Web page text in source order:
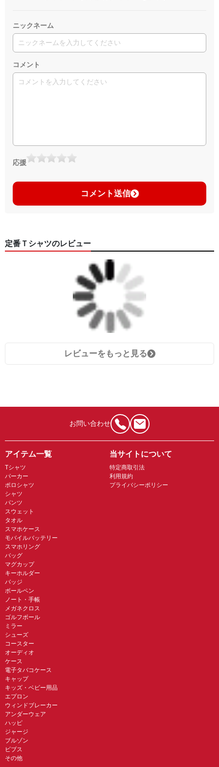
ニックネーム
コメント
応援
コメント送信
定番Ｔシャツのレビュー
レビューをもっと見る
お問い合わせ
アイテム一覧
Tシャツ
パーカー
ポロシャツ
シャツ
パンツ
スウェット
タオル
スマホケース
モバイルバッテリー
スマホリング
バッグ
マグカップ
キーホルダー
バッジ
ボールペン
ノート・手帳
メガネクロス
ゴルフボール
ミラー
シューズ
コースター
オーディオ
ケース
電子タバコケース
キャップ
キッズ・ベビー用品
エプロン
ウィンドブレーカー
アンダーウェア
ハッピ
ジャージ
ブルゾン
ビブス
その他
当サイトについて
特定商取引法
利用規約
プライバシーポリシー